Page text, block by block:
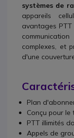
systèmes de
appareils
avantages
complexes, et
d'une
Plan
Conçu pour
PTT illimités
Appels de